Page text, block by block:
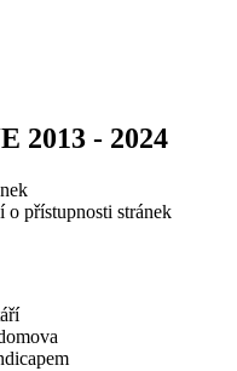
2013 - 2024
o přístupnosti stránek